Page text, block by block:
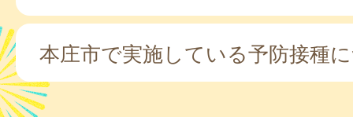
本庄市で実施している予防接種